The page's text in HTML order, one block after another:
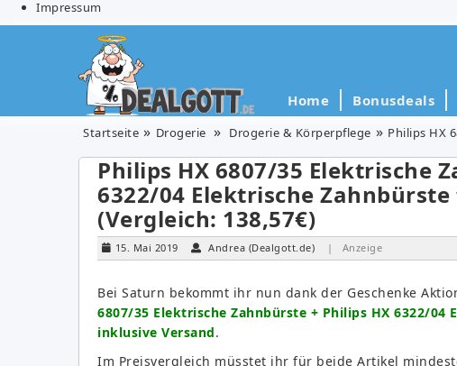
Impressum
Home Bonusdeals
Startseite Drogerie Drogerie & Körperpflege Philips HX
Philips HX 6807/35 Elektrische
6322/04 Elektrische
(Vergleich: 138,57€)
15. Mai 2019 Andrea (Dealgott.de) | Anzeige
Bei Saturn bekommt ihr nun dank der Geschenke
6807/35 Elektrische Zahnbürste + Philips HX 6322/
inklusive Versand.
Im Preisvergleich müsstet ihr für beide Artikel